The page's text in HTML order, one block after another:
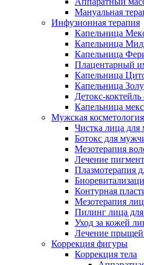
Мануальная
Инфузионная терапия
Капельница
Капельница
Капельница
Плацентарный
Капельница
Капельница
Детокс-
Капельница
Мужская косметология
Чистка лица
Ботокс для
Мезотерапия
Лечение
Плазмотерапия
Контурная
Мезотерапия
Пилинг лица
Уход за кожей
Лечение
Коррекция фигуры
Коррекция тела